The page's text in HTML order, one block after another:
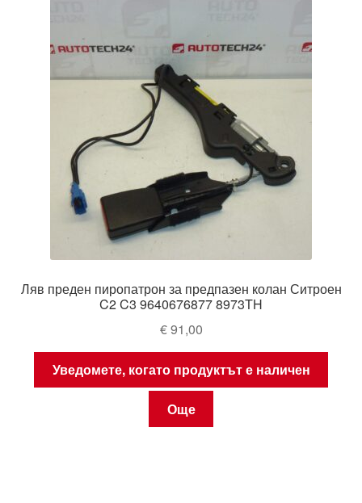
Ляв преден пиропатрон за предпазен колан Ситроен
C2 C3 9640676877 8973TH
€91,00
Уведомете, когато продуктът е наличен
Още